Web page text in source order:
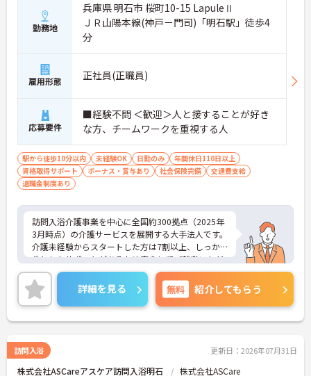
勤務地
兵庫県 明石市 桜町10-15 LapuleⅡ
ＪＲ山陽本線(神戸－門司)「明石駅」徒歩4
分
雇用形態 正社員(正職員)
応募要件
■経験不問 ＜歓迎＞人と接することが好き
な方、チームワークを重視する人
駅から徒歩10分以内 未経験OK 日勤のみ
年間休日110日以上
資格取得サポート
ボーナス・賞与あり 社会保険完備
交通費支給
退職金制度あり
訪問入浴介護事業を中心に全国約300拠点（2025年
3月時点）の介護サービスを展開する大手法人です。
介護未経験からスタートした方は7割以上、しっか
りとしたサポートがあるため安心してご就業いただ
けます。お風呂に入れなくて困っている方に、手を
差し伸べてあげられるとてもやりがいのあるお仕事
です。ご興味ある方には、面接対策ポイントなど、
さらに詳細をお話しいたしますのでお気軽にご相談
ください！
詳細を見る 無料 紹介してもらう
訪問入浴 更新日：2026年07月31日
株式会社ASCareアスケア訪問入浴明石 株式会社ASCare